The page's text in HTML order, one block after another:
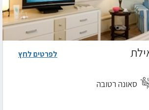
סאונה רטובה
לפרטים לחץ